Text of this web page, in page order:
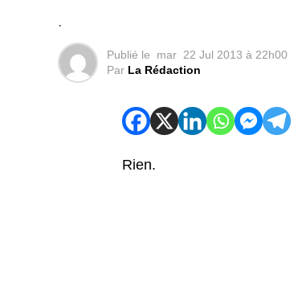
.
Publié le mar 22 Jul 2013 à 22h00
Par La Rédaction
Rien.